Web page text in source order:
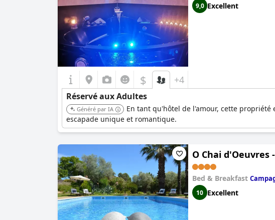
9,0 Excellent
$ +4
Réservé aux Adultes
Généré par IA
En tant qu'hôtel de l'amour, cette
escapade unique et romantique.
O Chai d'Oeuvres
Bed & Breakfast
10 Excellent